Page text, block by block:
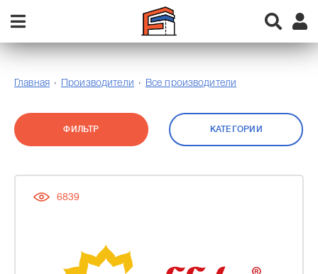
Главная Производители Все производители
ФИЛЬТР КАТЕГОРИИ
6839